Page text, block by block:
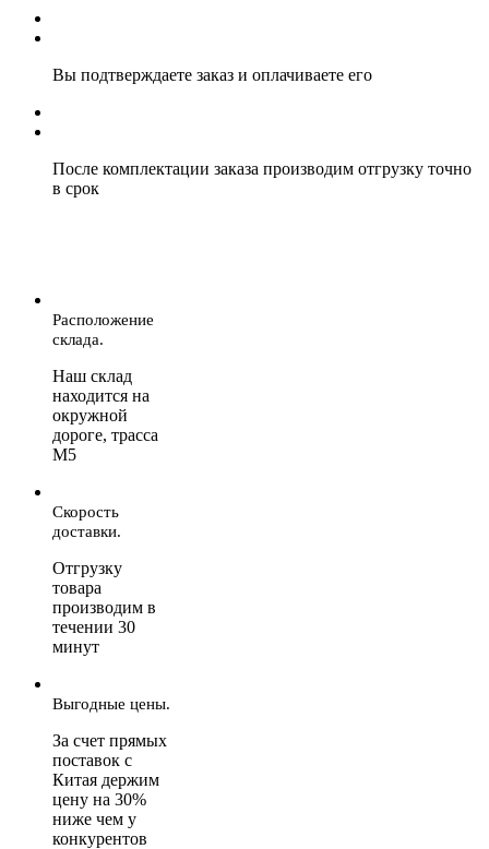
Вы подтверждаете заказ и оплачиваете его
После комплектации заказа производим отгрузку точно
в срок
Расположение
склада.
Наш склад
находится на
окружной
дороге, трасса
М5
Скорость
доставки.
Отгрузку
товара
производим в
течении 30
минут
Выгодные цены.
За счет прямых
поставок с
Китая держим
цену на 30%
ниже чем у
конкурентов